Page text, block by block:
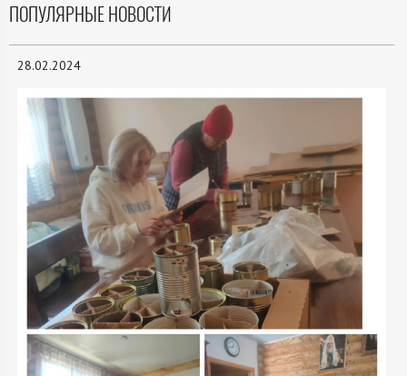
ПОПУЛЯРНЫЕ НОВОСТИ
28.02.2024